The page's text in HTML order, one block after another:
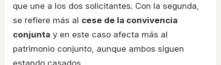
que une a los dos solicitantes. Con la segunda,
se refiere más al cese de la convivencia
conjunta y en este caso afecta más al
patrimonio conjunto, aunque ambos siguen
estando casados.